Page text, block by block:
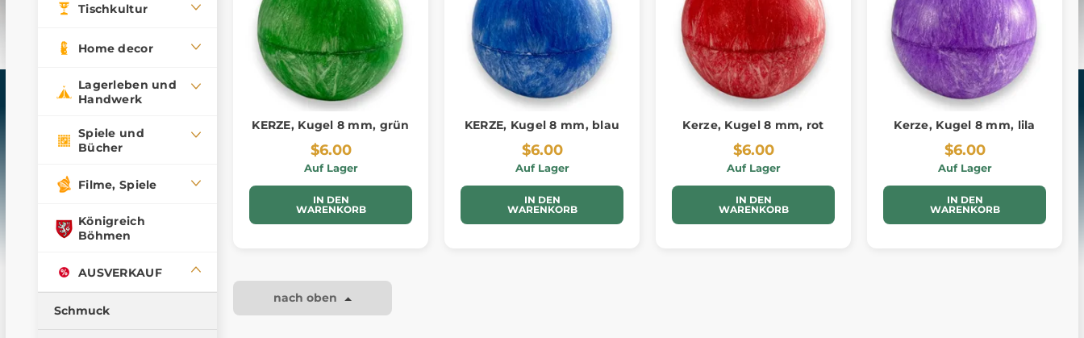
Tischkultur
Home decor
Lagerleben und
Handwerk
Spiele und
Bücher
Filme, Spiele
Königreich
Böhmen
AUSVERKAUF
Schmuck
KERZE, Kugel 8 mm, grün
$6.00
Auf Lager
IN DEN
WARENKORB
KERZE, Kugel 8 mm, blau
$6.00
Auf Lager
IN DEN
WARENKORB
Kerze, Kugel 8 mm, rot
$6.00
Auf Lager
IN DEN
WARENKORB
Kerze, Kugel 8 mm, lila
$6.00
Auf Lager
IN DEN
WARENKORB
nach oben